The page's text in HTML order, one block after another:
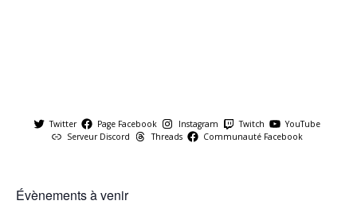
Twitter Page Facebook Instagram Twitch
YouTube
Serveur Discord
Threads Communauté Facebook
Évènements à venir